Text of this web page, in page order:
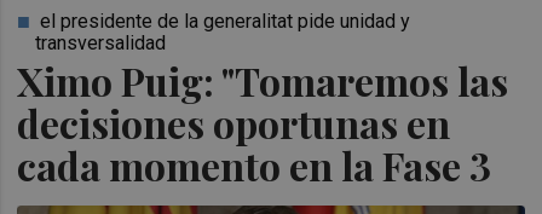
Ximo Puig: "Tomaremos las
decisiones oportunas en
cada momento en la Fase 3
el presidente de la generalitat pide unidad y
transversalidad